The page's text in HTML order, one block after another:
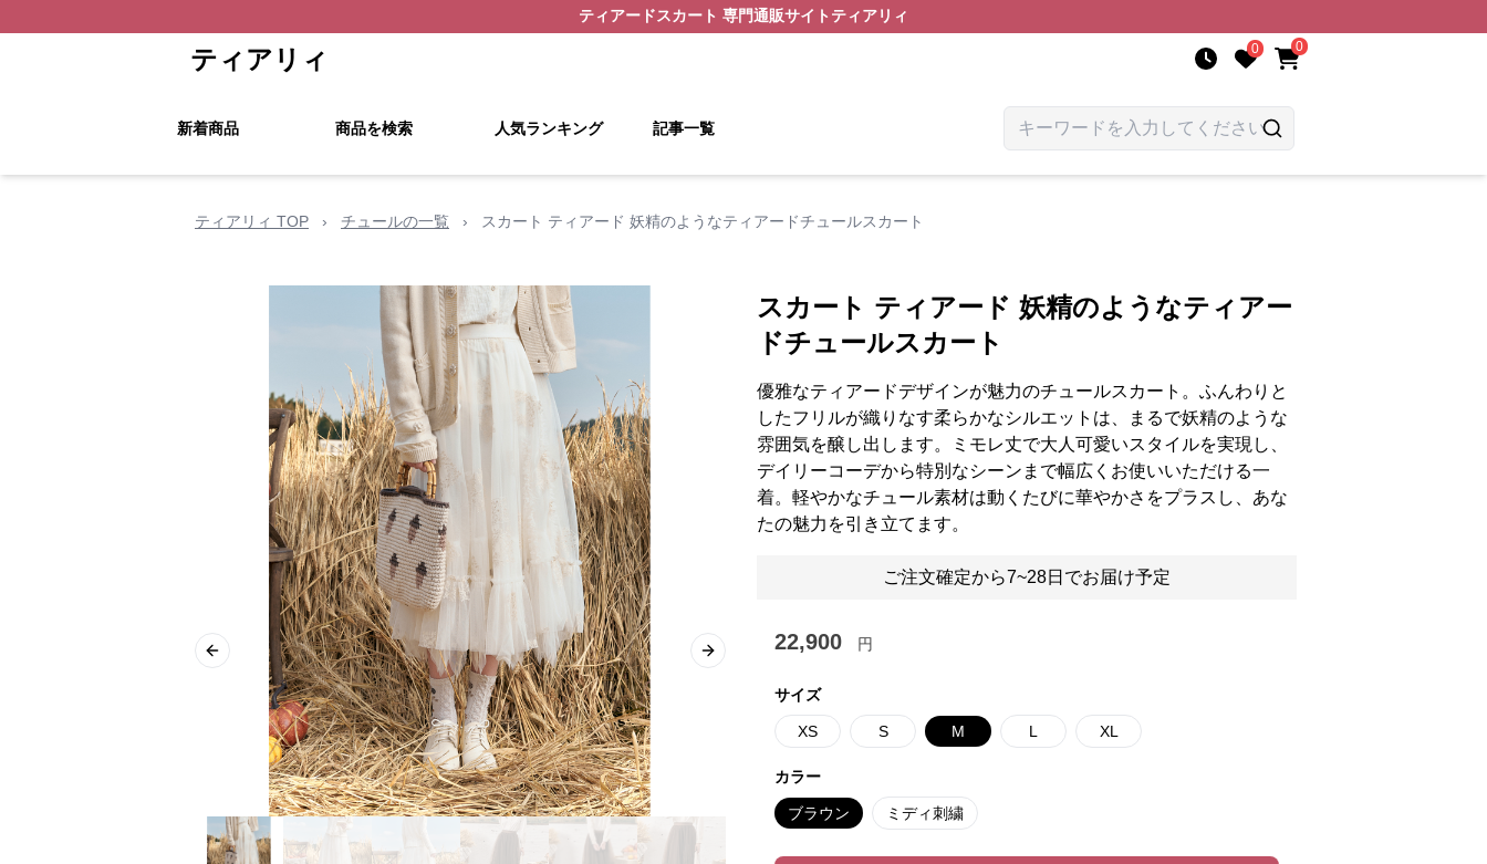
ティアードスカート 専門通販サイト ティアリィ
ティアリィ 0 0
新着商品 商品を検索 人気ランキング 記事一覧
ティアリィ TOP › チュールの一覧 › スカート ティアード 妖精のようなティアードチュールスカート
Previous slide Next slide
スカート ティアード 妖精のようなティアー
ドチュールスカート
優雅なティアードデザインが魅力のチュールスカート。ふんわりと
したフリルが織りなす柔らかなシルエットは、まるで妖精のような
雰囲気を醸し出します。ミモレ丈で大人可愛いスタイルを実現し、
デイリーコーデから特別なシーンまで幅広くお使いいただける一
着。軽やかなチュール素材は動くたびに華やかさをプラスし、あな
たの魅力を引き立てます。
ご注文確定から7~28日でお届け予定
22,900 円
サイズ
XS S M L XL
カラー
ブラウン ミディ刺繍